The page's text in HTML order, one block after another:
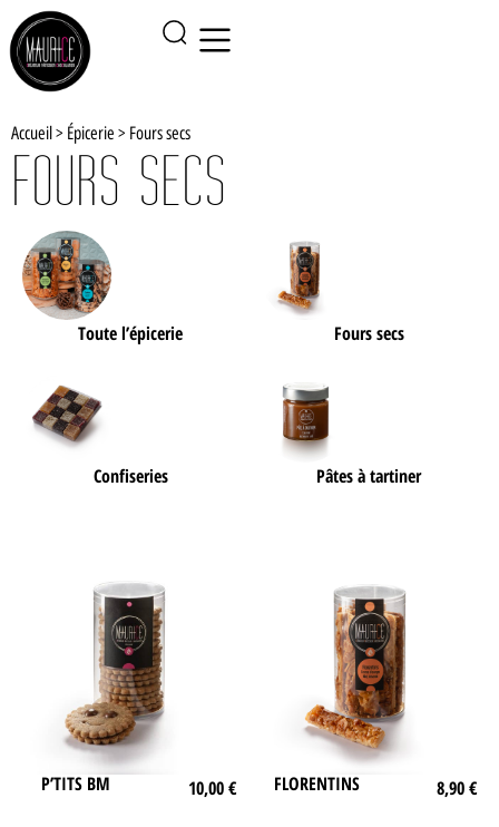
Accueil> Épicerie > Fours secs
FOURS SECS
Toute l’épicerie Fours secs
Confiseries Pâtes à tartiner
P’TITS BM 10,00€ FLORENTINS 8,90€